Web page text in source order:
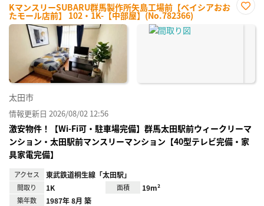
KマンスリーSUBARU群馬製作所矢島工場前【ベイシアおお
たモール店前】 102・1K-【中部屋】(No.782366)
に入
太田市
情報更新日 2026/08/02 12:56
激安物件！【Wi-Fi可・駐車場完備】群馬太田駅前ウィークリーマ
ンション・太田駅前マンスリーマンション【40型テレビ完備・家
具家電完備】
アクセス 東武鉄道桐生線「太田駅」
間取り 1K 面積 19m²
築年数 1987年 8月 築